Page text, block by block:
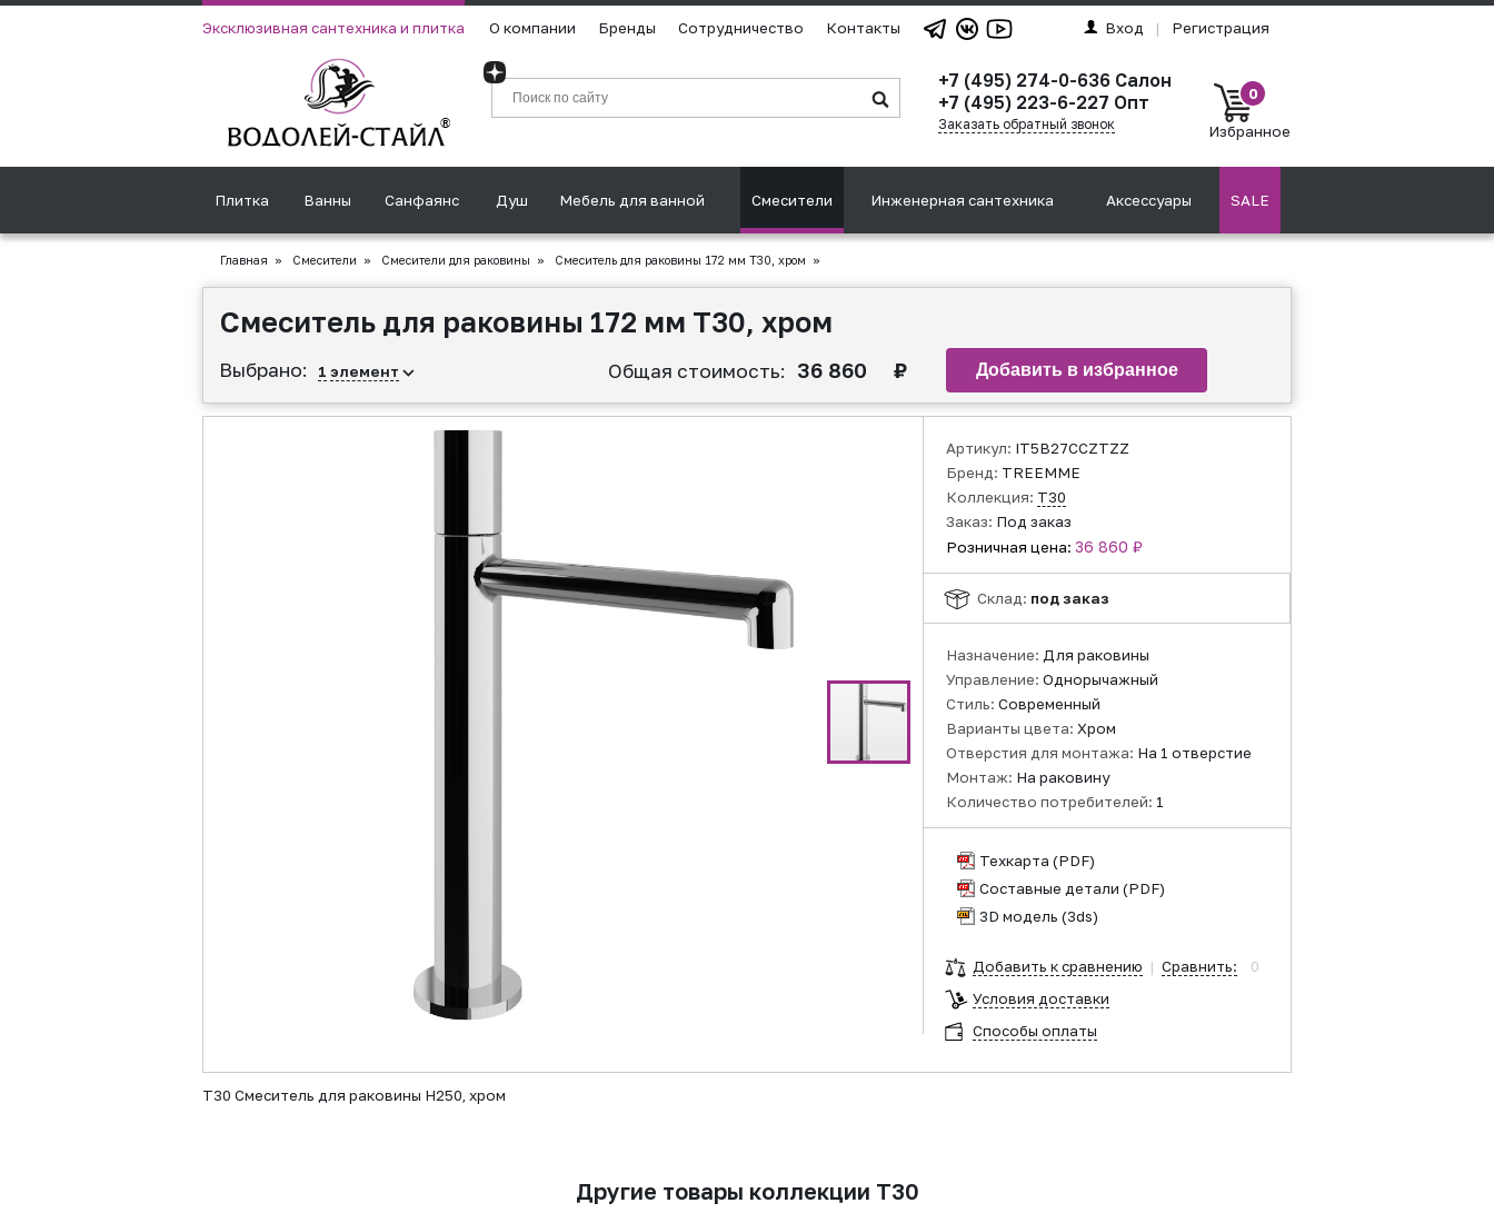
Эксклюзивная сантехника и плитка О компании Бренды Сотрудничество Контакты Вход | Регистрация
+7 (495) 274-0-636 Салон
+7 (495) 223-6-227 Опт
Заказать обратный звонок
0
Избранное
Плитка Ванны Санфаянс Душ Мебель для ванной Смесители Инженерная сантехника Аксессуары SALE
Главная » Смесители » Смесители для раковины » Смеситель для раковины 172 мм T30, хром »
Смеситель для раковины 172 мм T30, хром
Выбрано: 1 элемент Общая стоимость: 36 860 ₽
Артикул: IT5B27CCZTZZ
Бренд: TREEMME
Коллекция: T30
Заказ: Под заказ
Розничная цена: 36 860 ₽
Склад: под заказ
Назначение: Для раковины
Управление: Однорычажный
Стиль: Современный
Варианты цвета: Хром
Отверстия для монтажа: На 1 отверстие
Монтаж: На раковину
Количество потребителей: 1
Техкарта (PDF)
Составные детали (PDF)
3D модель (3ds)
Добавить к сравнению | Сравнить:
0
Условия доставки
Способы оплаты
T30 Смеситель для раковины H250, хром
Другие товары коллекции T30